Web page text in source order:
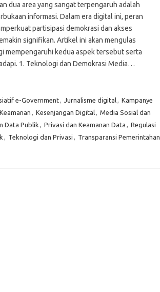
dua area yang sangat terpengaruh adalah
informasi. Dalam era digital ini, peran
partisipasi demokrasi dan akses
signifikan. Artikel ini akan mengulas
mempengaruhi kedua aspek tersebut serta
1. Teknologi dan Demokrasi Media…
e-Government, Jurnalisme digital, Kampanye
, Kesenjangan Digital, Media Sosial dan
Data Publik , Privasi dan Keamanan Data , Regulasi
, Teknologi dan Privasi , Transparansi Pemerintahan